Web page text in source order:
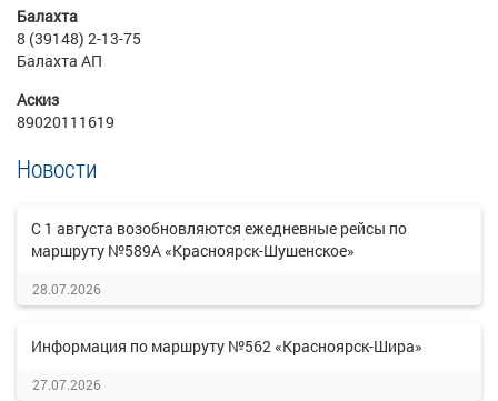
Балахта
8 (39148) 2-13-75
Балахта АП
Аскиз
89020111619
Новости
С 1 августа возобновляются ежедневные рейсы по
маршруту №589А «Красноярск-Шушенское»
28.07.2026
Информация по маршруту №562 «Красноярск-Шира»
27.07.2026